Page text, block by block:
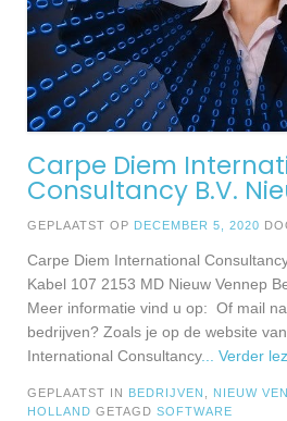
Carpe Diem
Consultancy B.V.
GEPLAATST OP DECEMBER 5, 2020
Carpe Diem International
Kabel 107 2153 MD Nieuw Vennep
Meer informatie vind u op: Of mail
bedrijven? Zoals je op de website
International Consultancy... Verder
GEPLAATST IN BEDRIJVEN NIEUW
HOLLAND GETAGD SOFTWARE